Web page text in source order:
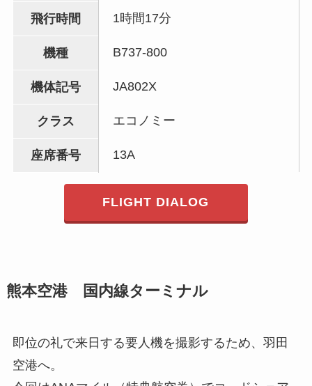
飛行時間 1時間17分
機種 B737-800
機体記号 JA802X
クラス エコノミー
座席番号 13A
FLIGHT DIALOG
熊本空港 国内線ターミナル
即位の礼で来日する要人機を撮影するため、羽田
空港へ。